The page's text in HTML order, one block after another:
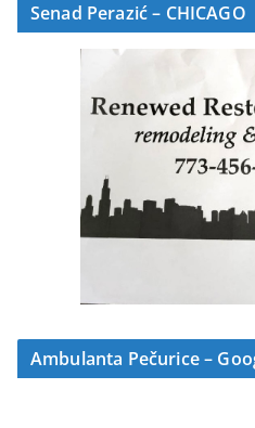
Senad Perazić – CHICAGO
Ambulanta Pečurice –